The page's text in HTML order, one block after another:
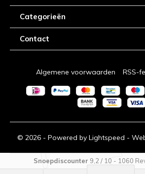
Categorieën
Contact
© 2026 - Powered by Lightspeed -
Algemene voorwaarden RSS-
Snoepdiscounter 9,2 / 10 - 1060